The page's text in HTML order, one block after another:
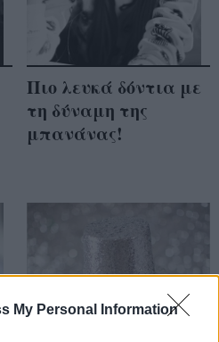
My Personal Information
Πιο λευκά δόντια με
τη δύναμη της
μπανάνας!